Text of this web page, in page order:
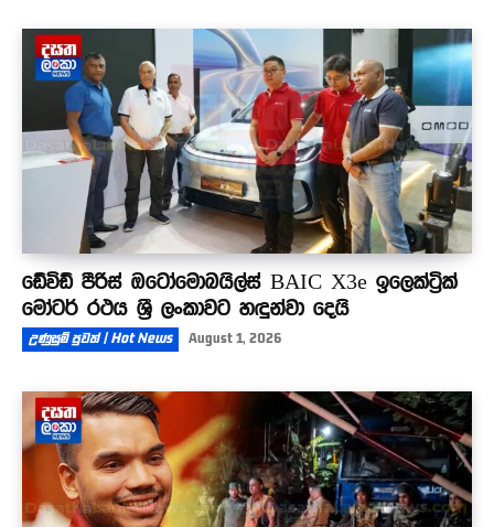
ඩේවිඩ් පීරිස් ඔටෝමොබයිල්ස් BAIC X3e ඉලෙක්ට්‍රික්
මෝටර් රථය ශ්‍රී ලංකාවට හඳුන්වා දෙයි
උණුසුම් පුවත් | Hot News August 1, 2026